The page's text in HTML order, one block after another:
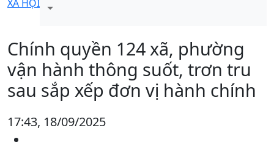
XÃ HỘI
Chính quyền 124 xã, phường
vận hành thông suốt, trơn tru
sau sắp xếp đơn vị hành chính
17:43, 18/09/2025